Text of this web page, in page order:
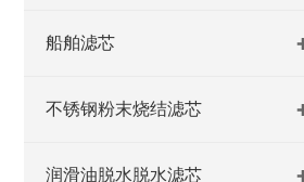
船舶滤芯
不锈钢粉末烧结滤芯
润滑油脱水脱水滤芯